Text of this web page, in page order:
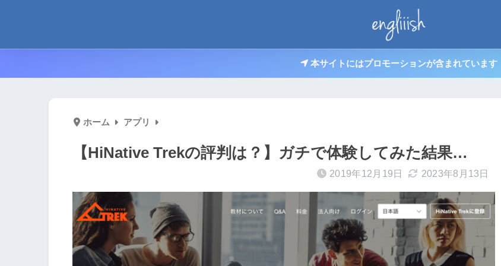
本サイトにはプロモーションが含まれています
ホーム アプリ
【HiNative Trekの評判は？】ガチで体験してみた結果…
2019年12月19日 2023年8月13日